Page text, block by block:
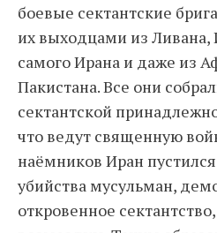
боевые сектантские
их выходцами из Ливана,
самого Ирана и даже из
Пакистана. Все они
сектантской
что ведут священную
наёмников Иран
убийства мусульман,
откровенное